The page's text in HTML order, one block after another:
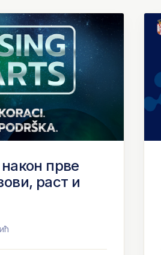
прве
раст и